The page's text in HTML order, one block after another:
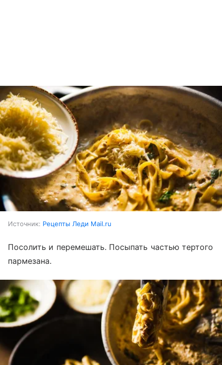
Источник: Рецепты Леди Mail.ru
Посолить и перемешать. Посыпать частью тертого
пармезана.